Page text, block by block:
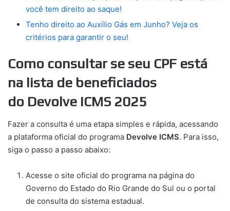
você tem direito ao saque!
Tenho direito ao Auxílio Gás em Junho? Veja os
critérios para garantir o seu!
Como consultar se seu CPF está
na lista de beneficiados
do Devolve ICMS 2025
Fazer a consulta é uma etapa simples e rápida, acessando
a plataforma oficial do programa Devolve ICMS. Para isso,
siga o passo a passo abaixo:
Acesse o site oficial do programa na página do
Governo do Estado do Rio Grande do Sul ou o portal
de consulta do sistema estadual.